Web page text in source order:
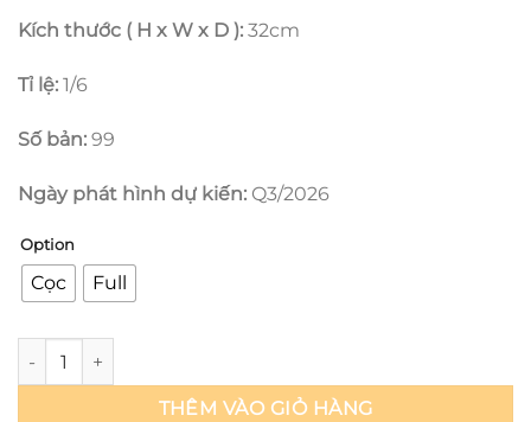
Kích thước ( H x W x D ): 32cm
Tỉ lệ: 1/6
Số bản: 99
Ngày phát hình dự kiến: Q3/2026
Option
Cọc Full
Hell Teacher - Meisuke Nueno - Mahakala số lượng
THÊM VÀO GIỎ HÀNG